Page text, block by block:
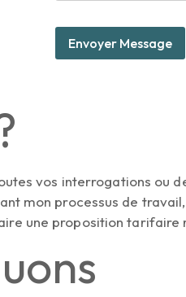
Envoyer Message
vos interrogations ou
mon processus de
une proposition tarifaire